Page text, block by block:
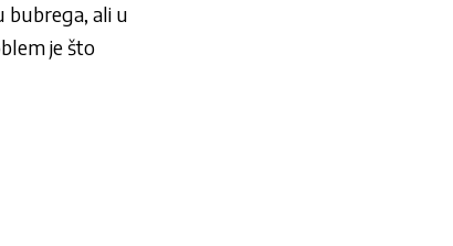
bubrega, ali u
je što